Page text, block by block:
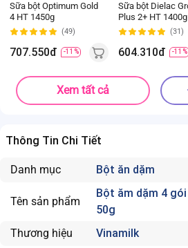
Sữa bột Optimum Gold
4 HT 1450g
(49)
707.550đ -11%
Sữa bột Dielac
Plus 2+ HT 1400g
(31)
604.310đ -11%
Xem tất cả
Thông Tin Chi Tiết
Danh mục Bột ăn dặm
Tên sản phẩm
Bột ăm dặm 4
50g
Thương hiệu
Vinamilk